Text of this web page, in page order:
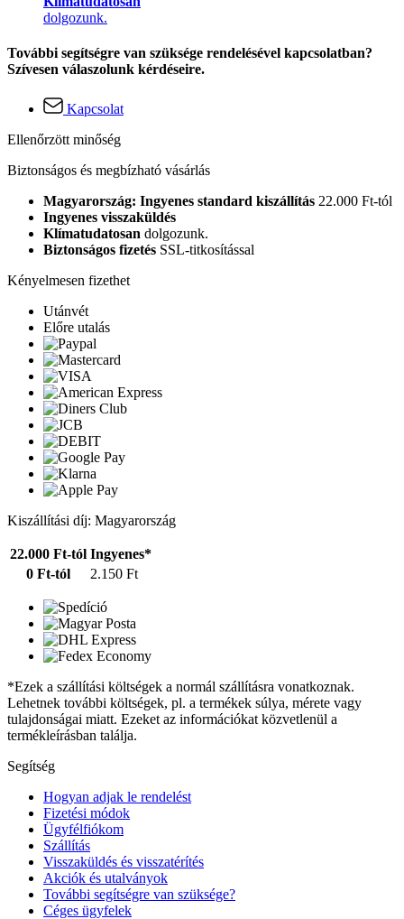
dolgozunk.
További segítségre van szüksége rendelésével kapcsolatban?
Szívesen válaszolunk kérdéseire.
Kapcsolat
Ellenőrzött minőség
Biztonságos és megbízható vásárlás
Magyarország: Ingyenes standard kiszállítás 22.000 Ft-tól
Ingyenes visszaküldés
Klímatudatosan dolgozunk.
Biztonságos fizetés SSL-titkosítással
Kényelmesen fizethet
Utánvét
Előre utalás
Kiszállítási díj: Magyarország
22.000 Ft-tól Ingyenes*
0 Ft-tól
2.150 Ft
*Ezek a szállítási költségek a normál szállításra vonatkoznak.
Lehetnek további költségek, pl. a termékek súlya, mérete vagy
tulajdonságai miatt. Ezeket az információkat közvetlenül a
termékleírásban találja.
Segítség
Hogyan adjak le rendelést
Fizetési módok
Ügyfélfiókom
Szállítás
Visszaküldés és visszatérítés
Akciók és utalványok
További segítségre van szüksége?
Céges ügyfelek